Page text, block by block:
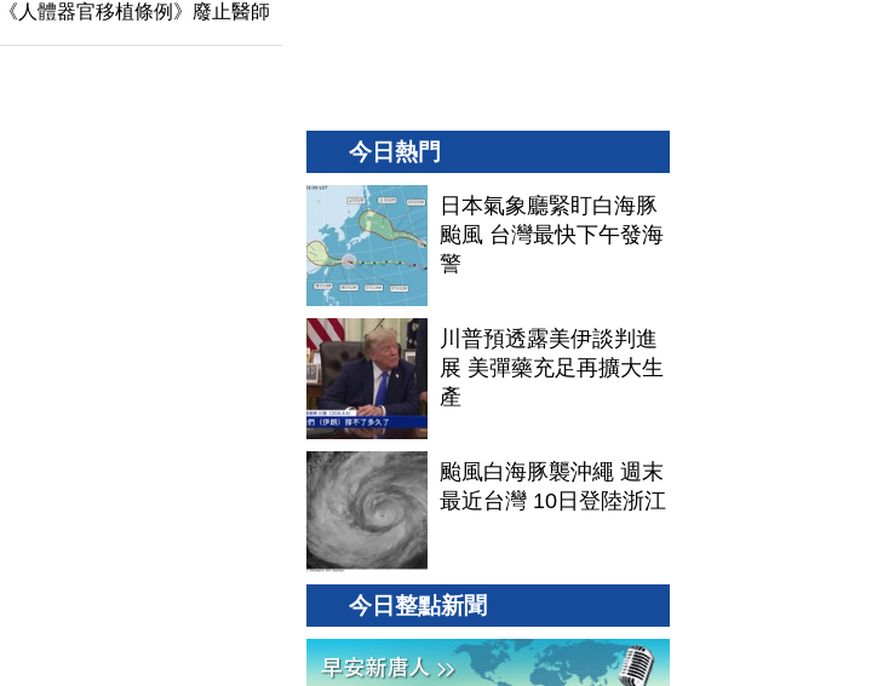
人體器官移植條例》廢止醫師
廢照的醫師。
今日熱門
日本氣象廳緊盯白海豚
颱風 台灣最快下午發海
警
川普預透露美伊談判進
展 美彈藥充足再擴大生
產
颱風白海豚襲沖繩 週末
最近台灣 10日登陸浙江
今日整點新聞